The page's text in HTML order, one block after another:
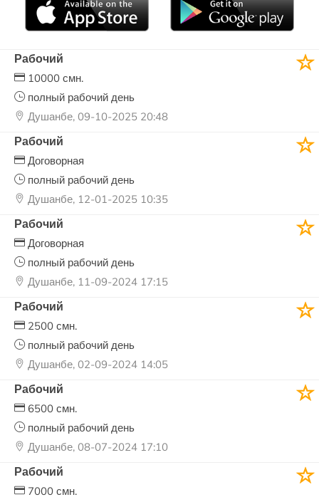
Рабочий
10000 смн.
полный рабочий день
Душанбе, 09-10-2025 20:48
Рабочий
Договорная
полный рабочий день
Душанбе, 12-01-2025 10:35
Рабочий
Договорная
полный рабочий день
Душанбе, 11-09-2024 17:15
Рабочий
2500 смн.
полный рабочий день
Душанбе, 02-09-2024 14:05
Рабочий
6500 смн.
полный рабочий день
Душанбе, 08-07-2024 17:10
Рабочий
7000 смн.